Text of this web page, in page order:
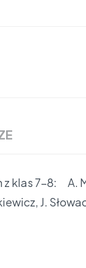
z klas 7-8: A.
J.